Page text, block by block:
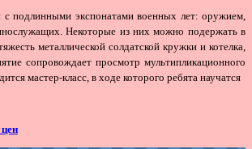
подлинными экспонатами военных лет: оружием,
Некоторые из них можно подержать в
металлической солдатской кружки и котелка,
сопровождает просмотр мультипликационного
мастер-класс, в ходе которого ребята научатся